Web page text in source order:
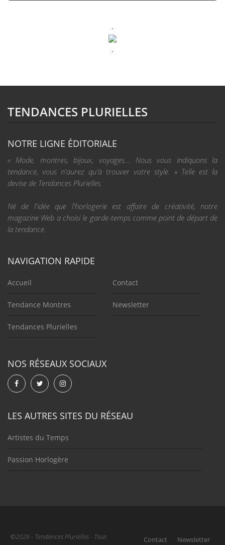
.
.
TENDANCES PLURIELLES
NOTRE LIGNE ÉDITORIALE
« Mode, montres, bijoux, voyages... Nous vous indiquons la
tendance, vous n'aurez qu'à trouver votre style. » Telle est la
devise de Tendances Plurielles.
Né de l'idée que l'horlogerie est affaire de créativité, notre
magazine Web a choisi le garde-temps comme point de départ de
la tendance.
NAVIGATION RAPIDE
Accueil
Tendance Montres
Tendances Plurielles
Contact
Newsletter
NOS RÉSEAUX SOCIAUX
LES AUTRES SITES DU RÉSEAU
Artistes du Temps
Passion Horlogère
©2026 - Tendances Plurielles - Tous
Contact Newsletter